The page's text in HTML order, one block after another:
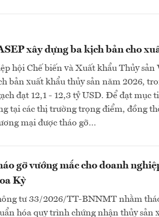
xây dựng ba kịch bản cho
hội Chế biến và Xuất khẩu Thủy sản
bản xuất khẩu thủy sản năm 2026,
đạt 12,1 - 12,3 tỷ USD. Để đạt mục
tại các thị trường trọng điểm, đồng
mại được tháo gỡ…
gỡ vướng mắc cho doanh
Kỳ
tư 33/2026/TT-BNNMT nhằm
hóa quy trình chứng nhận thủy sản